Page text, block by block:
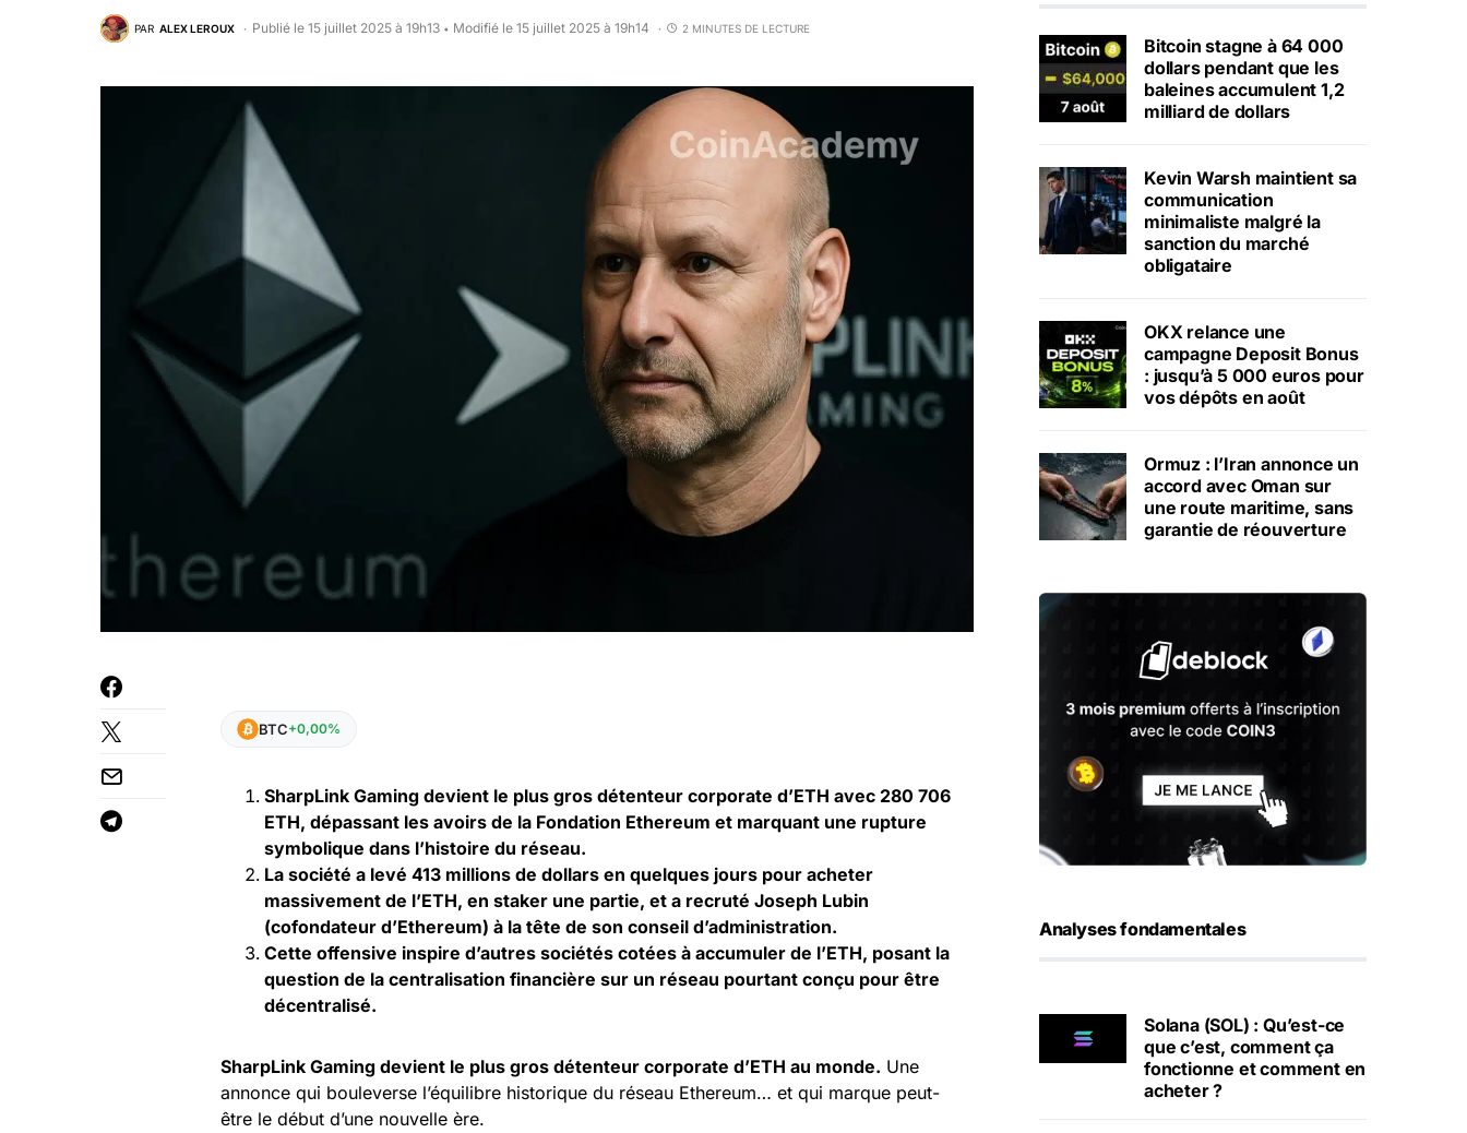
PAR ALEX LEROUX Publié le 15 juillet 2025 à 19h13 • Modifié le 15 juillet 2025 à 19h14 2 MINUTES DE LECTURE
BTC+0,00%
SharpLink Gaming devient le plus gros détenteur corporate d’ETH avec 280 706
ETH, dépassant les avoirs de la Fondation Ethereum et marquant une rupture
symbolique dans l’histoire du réseau.
La société a levé 413 millions de dollars en quelques jours pour acheter
massivement de l’ETH, en staker une partie, et a recruté Joseph Lubin
(cofondateur d’Ethereum) à la tête de son conseil d’administration.
Cette offensive inspire d’autres sociétés cotées à accumuler de l’ETH, posant la
question de la centralisation financière sur un réseau pourtant conçu pour être
décentralisé.
SharpLink Gaming devient le plus gros détenteur corporate d’ETH au monde. Une
annonce qui bouleverse l’équilibre historique du réseau Ethereum… et qui marque peut-
être le début d’une nouvelle ère.
Bitcoin stagne à 64 000
dollars pendant que les
baleines accumulent 1,2
milliard de dollars
Kevin Warsh maintient sa
communication
minimaliste malgré la
sanction du marché
obligataire
OKX relance une
campagne Deposit Bonus
: jusqu’à 5 000 euros pour
vos dépôts en août
Ormuz : l’Iran annonce un
accord avec Oman sur
une route maritime, sans
garantie de réouverture
Analyses fondamentales
Solana (SOL) : Qu’est-ce
que c’est, comment ça
fonctionne et comment en
acheter ?